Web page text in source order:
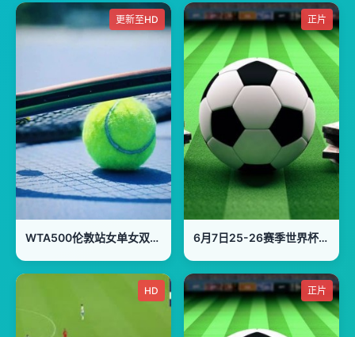
更新至HD
WTA500伦敦站女单女双第一轮：姆博科_小威廉姆斯VS梅里查尔_卢特利芙
正片
6月7日25-26赛季世界杯热身赛 阿根廷VS洪都拉斯
HD 正片